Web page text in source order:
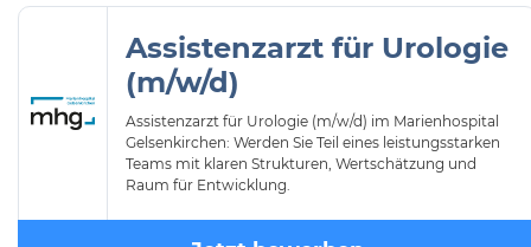
Assistenzarzt für Urologie
(m/w/d)
Assistenzarzt für Urologie (m/w/d) im Marienhospital
Gelsenkirchen: Werden Sie Teil eines leistungsstarken
Teams mit klaren Strukturen, Wertschätzung und
Raum für Entwicklung.